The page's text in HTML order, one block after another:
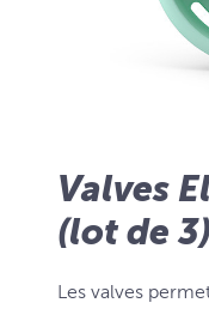
Valves
(lot de 3)
Les valves